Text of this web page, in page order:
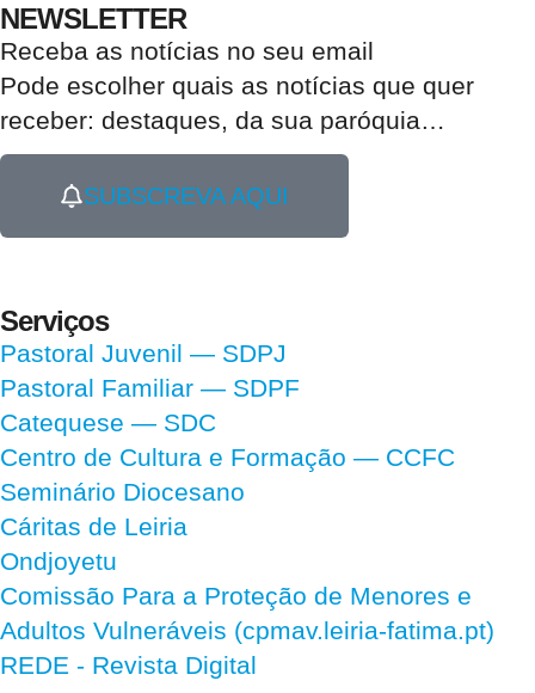
NEWSLETTER
Receba as notícias no seu email​
Pode escolher quais as notícias que quer
receber: destaques, da sua paróquia…
SUBSCREVA AQUI
Serviços
Pastoral Juvenil — SDPJ
Pastoral Familiar — SDPF
Catequese — SDC
Centro de Cultura e Formação — CCFC
Seminário Diocesano
Cáritas de Leiria
Ondjoyetu
Comissão Para a Proteção de Menores e
Adultos Vulneráveis (cpmav.leiria-fatima.pt)
REDE - Revista Digital